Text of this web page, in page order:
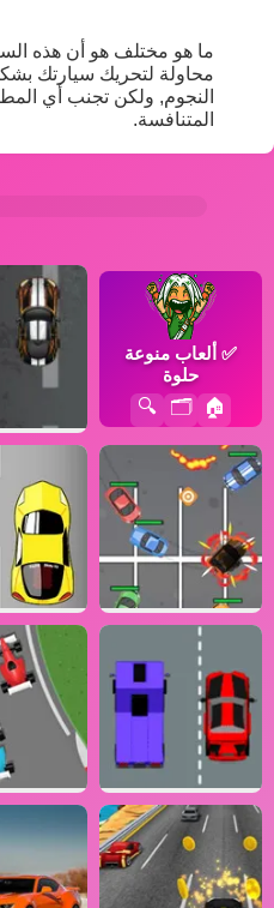
ما هو مختلف هو أن هذه
محاولة لتحريك سيارتك
النجوم, ولكن تجنب أي
المتنافسة.
✅ ألعاب منوعة
حلوة
🏠
🗂️
🔍